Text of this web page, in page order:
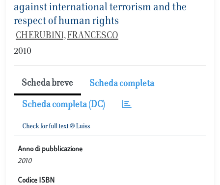
against international terrorism and the
respect of human rights
CHERUBINI, FRANCESCO
2010
Scheda breve Scheda completa
Scheda completa (DC)
Anno di pubblicazione
2010
Codice ISBN